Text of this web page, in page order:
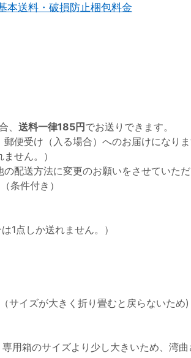
本送料・破損防止梱包料金
、 送料一律185円 でお送りできます。
便受け（入る場合）へのお届けになりま
せん。）
配送方法に変更のお願いをさせていた
件付き）
1点しか送れません。）
サイズが大きく折り畳むと戻らないため)
専用箱のサイズより少し大きいため、湾